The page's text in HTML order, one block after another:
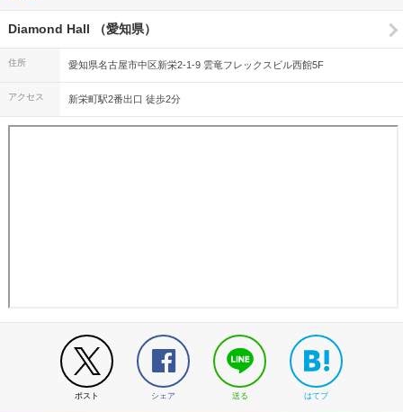
Diamond Hall （愛知県）
住所 愛知県名古屋市中区新栄2-1-9 雲竜フレックスビル西館5F
アクセス 新栄町駅2番出口 徒歩2分
ポスト シェア 送る はてブ